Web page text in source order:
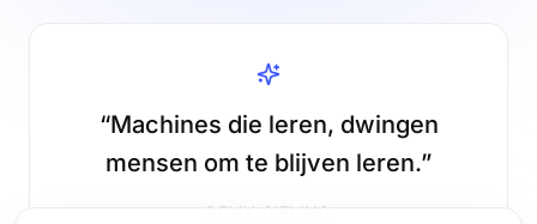
“Machines die leren, dwingen
mensen om te blijven leren.”
REMY GIELING